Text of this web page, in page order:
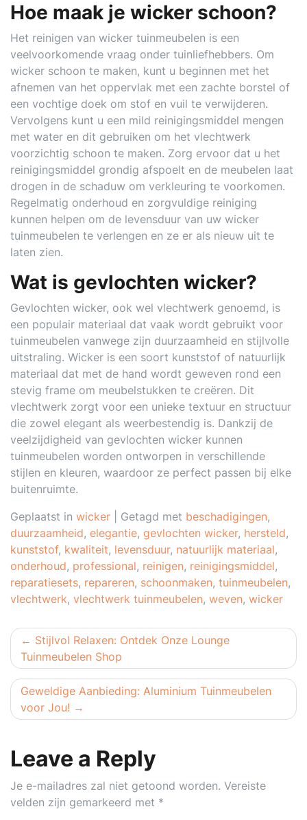
Hoe maak je wicker schoon?
Het reinigen van wicker tuinmeubelen is een
veelvoorkomende vraag onder tuinliefhebbers. Om
wicker schoon te maken, kunt u beginnen met het
afnemen van het oppervlak met een zachte borstel of
een vochtige doek om stof en vuil te verwijderen.
Vervolgens kunt u een mild reinigingsmiddel mengen
met water en dit gebruiken om het vlechtwerk
voorzichtig schoon te maken. Zorg ervoor dat u het
reinigingsmiddel grondig afspoelt en de meubelen laat
drogen in de schaduw om verkleuring te voorkomen.
Regelmatig onderhoud en zorgvuldige reiniging
kunnen helpen om de levensduur van uw wicker
tuinmeubelen te verlengen en ze er als nieuw uit te
laten zien.
Wat is gevlochten wicker?
Gevlochten wicker, ook wel vlechtwerk genoemd, is
een populair materiaal dat vaak wordt gebruikt voor
tuinmeubelen vanwege zijn duurzaamheid en stijlvolle
uitstraling. Wicker is een soort kunststof of natuurlijk
materiaal dat met de hand wordt geweven rond een
stevig frame om meubelstukken te creëren. Dit
vlechtwerk zorgt voor een unieke textuur en structuur
die zowel elegant als weerbestendig is. Dankzij de
veelzijdigheid van gevlochten wicker kunnen
tuinmeubelen worden ontworpen in verschillende
stijlen en kleuren, waardoor ze perfect passen bij elke
buitenruimte.
Geplaatst in wicker Getagd met beschadigingen,
duurzaamheid, elegantie, gevlochten wicker, hersteld,
kunststof, kwaliteit, levensduur, natuurlijk materiaal,
onderhoud, professional, reinigen, reinigingsmiddel,
reparatiesets, repareren, schoonmaken, tuinmeubelen,
vlechtwerk, vlechtwerk tuinmeubelen, weven, wicker
Berichtnavigatie
Stijlvol Relaxen: Ontdek Onze Lounge
Tuinmeubelen Shop
Geweldige Aanbieding: Aluminium Tuinmeubelen
voor Jou!
Leave a Reply
Je e-mailadres zal niet getoond worden. Vereiste
velden zijn gemarkeerd met *